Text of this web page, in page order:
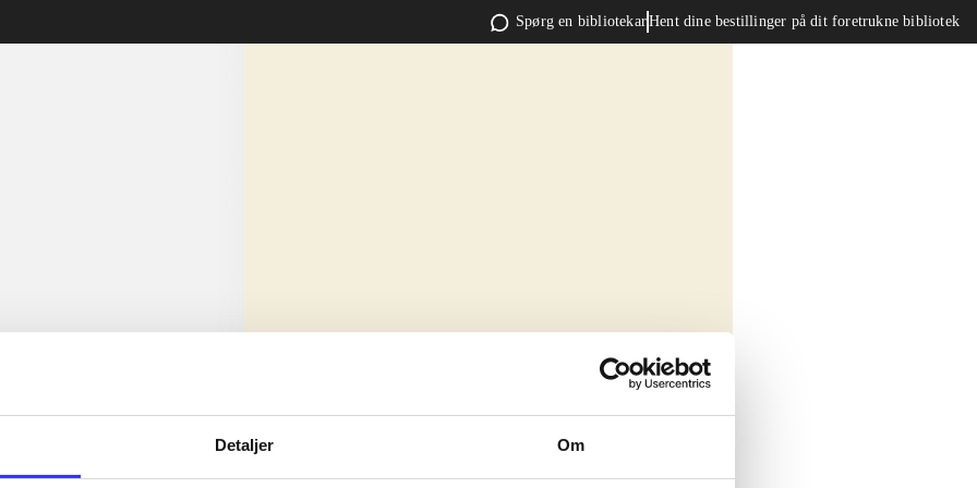
Detaljer Om
Spørg en bibliotekarHent dine bestillinger på dit foretrukne bibliotek
sit amet ...
sit amet ...